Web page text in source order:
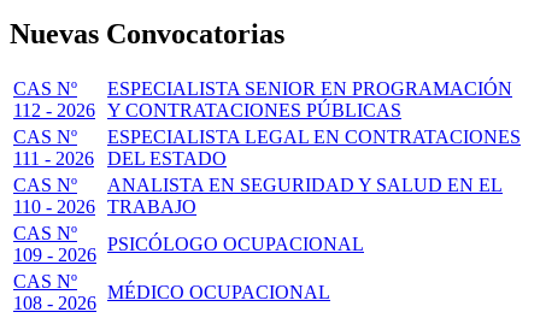
Nuevas Convocatorias
CAS Nº
112 - 2026
ESPECIALISTA SENIOR EN PROGRAMACIÓN
Y CONTRATACIONES PÚBLICAS
CAS Nº
111 - 2026
ESPECIALISTA LEGAL EN CONTRATACIONES
DEL ESTADO
CAS Nº
110 - 2026
ANALISTA EN SEGURIDAD Y SALUD EN EL
TRABAJO
CAS Nº
109 - 2026
PSICÓLOGO OCUPACIONAL
CAS Nº
108 - 2026
MÉDICO OCUPACIONAL